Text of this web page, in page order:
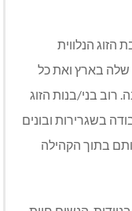
הזוג הנלווית
בארץ ואת כל
רוב בני/בנות הזוג
בשגרירות ובונים
בתוך הקהילה